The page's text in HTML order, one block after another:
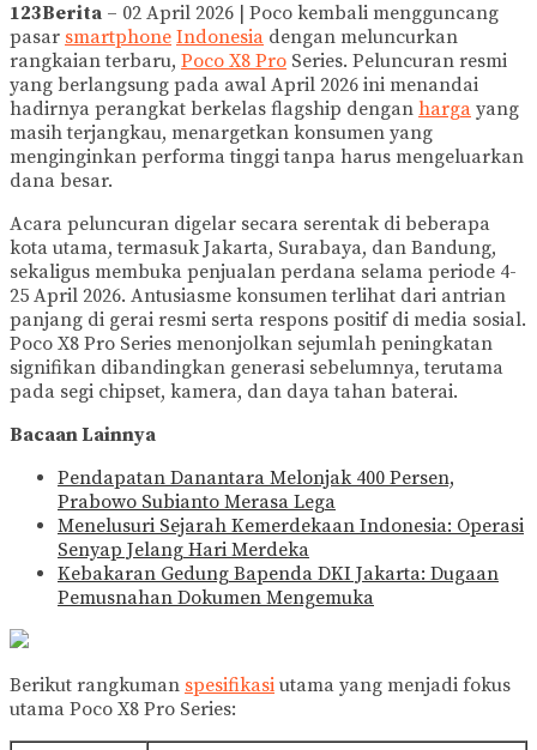
123Berita – 02 April 2026 | Poco kembali mengguncang
pasar smartphone Indonesia dengan meluncurkan
rangkaian terbaru, Poco X8 Pro Series. Peluncuran resmi
yang berlangsung pada awal April 2026 ini menandai
hadirnya perangkat berkelas flagship dengan harga yang
masih terjangkau, menargetkan konsumen yang
menginginkan performa tinggi tanpa harus mengeluarkan
dana besar.
Acara peluncuran digelar secara serentak di beberapa
kota utama, termasuk Jakarta, Surabaya, dan Bandung,
sekaligus membuka penjualan perdana selama periode 4-
25 April 2026. Antusiasme konsumen terlihat dari antrian
panjang di gerai resmi serta respons positif di media sosial.
Poco X8 Pro Series menonjolkan sejumlah peningkatan
signifikan dibandingkan generasi sebelumnya, terutama
pada segi chipset, kamera, dan daya tahan baterai.
Bacaan Lainnya
Pendapatan Danantara Melonjak 400 Persen,
Prabowo Subianto Merasa Lega
Menelusuri Sejarah Kemerdekaan Indonesia: Operasi
Senyap Jelang Hari Merdeka
Kebakaran Gedung Bapenda DKI Jakarta: Dugaan
Pemusnahan Dokumen Mengemuka
Berikut rangkuman spesifikasi utama yang menjadi fokus
utama Poco X8 Pro Series: